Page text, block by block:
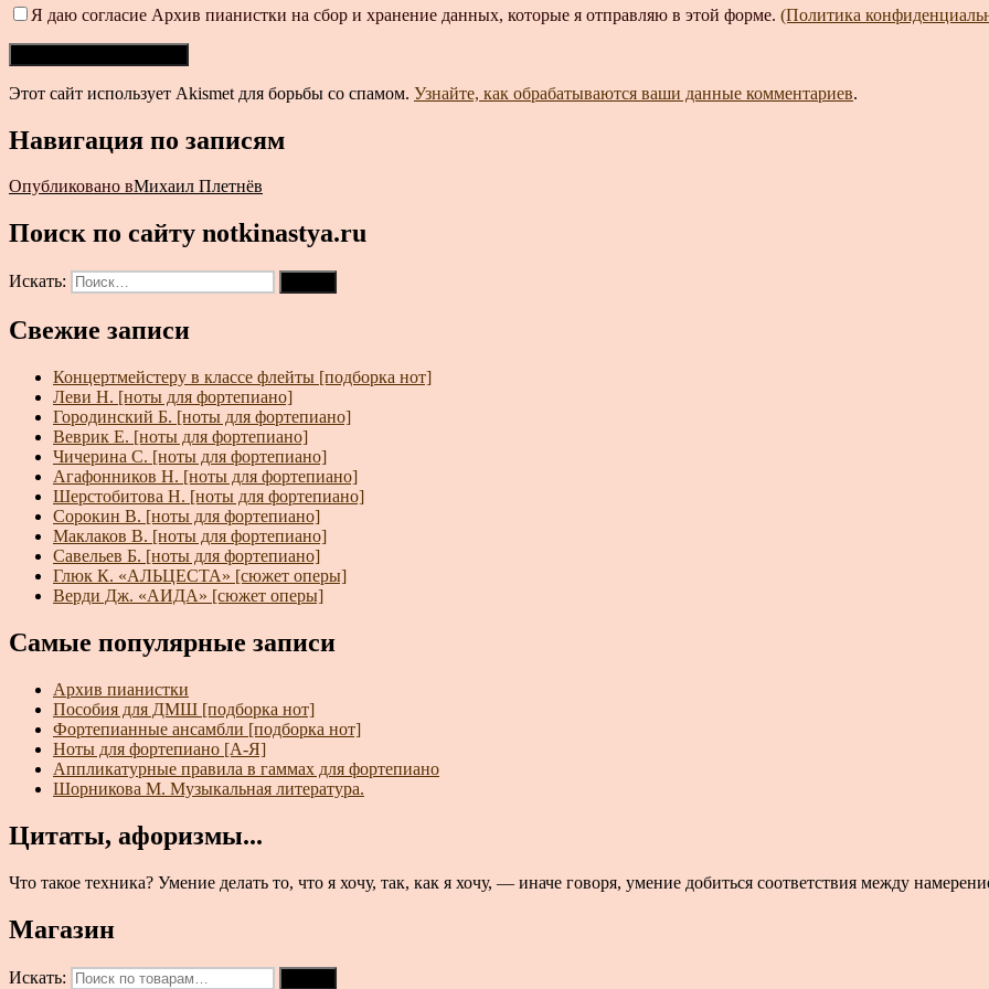
Я даю согласие Архив пианистки на сбор и хранение данных, которые я отправляю в этой форме. (Политика
Этот сайт использует Akismet для борьбы со спамом. Узнайте, как обрабатываются ваши данные комментариев.
Навигация по записям
Опубликовано вМихаил Плетнёв
Поиск по сайту notkinastya.ru
Искать:
Свежие записи
Концертмейстеру в классе флейты [подборка нот]
Леви Н. [ноты для фортепиано]
Городинский Б. [ноты для фортепиано]
Веврик Е. [ноты для фортепиано]
Чичерина С. [ноты для фортепиано]
Агафонников Н. [ноты для фортепиано]
Шерстобитова Н. [ноты для фортепиано]
Сорокин В. [ноты для фортепиано]
Маклаков В. [ноты для фортепиано]
Савельев Б. [ноты для фортепиано]
Глюк К. «АЛЬЦЕСТА» [сюжет оперы]
Верди Дж. «АИДА» [сюжет оперы]
Самые популярные записи
Архив пианистки
Пособия для ДМШ [подборка нот]
Фортепианные ансамбли [подборка нот]
Ноты для фортепиано [А-Я]
Аппликатурные правила в гаммах для фортепиано
Шорникова М. Музыкальная литература.
Цитаты, афоризмы...
Что такое техника? Умение делать то, что я хочу, так, как я хочу, — иначе говоря, умение добиться соответствия между
Магазин
Искать: